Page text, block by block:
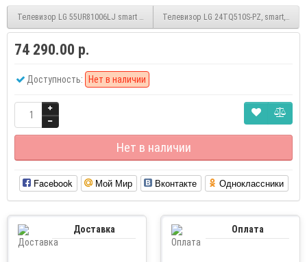
Телевизор LG 55UR81006LJ smart UHD Телевизор LG 24TQ510S-PZ, smart, HD,
74 290.00 р.
Доступность: Нет в наличии
Нет в наличии
Facebook Мой Мир Вконтакте Одноклассники
Доставка Оплата